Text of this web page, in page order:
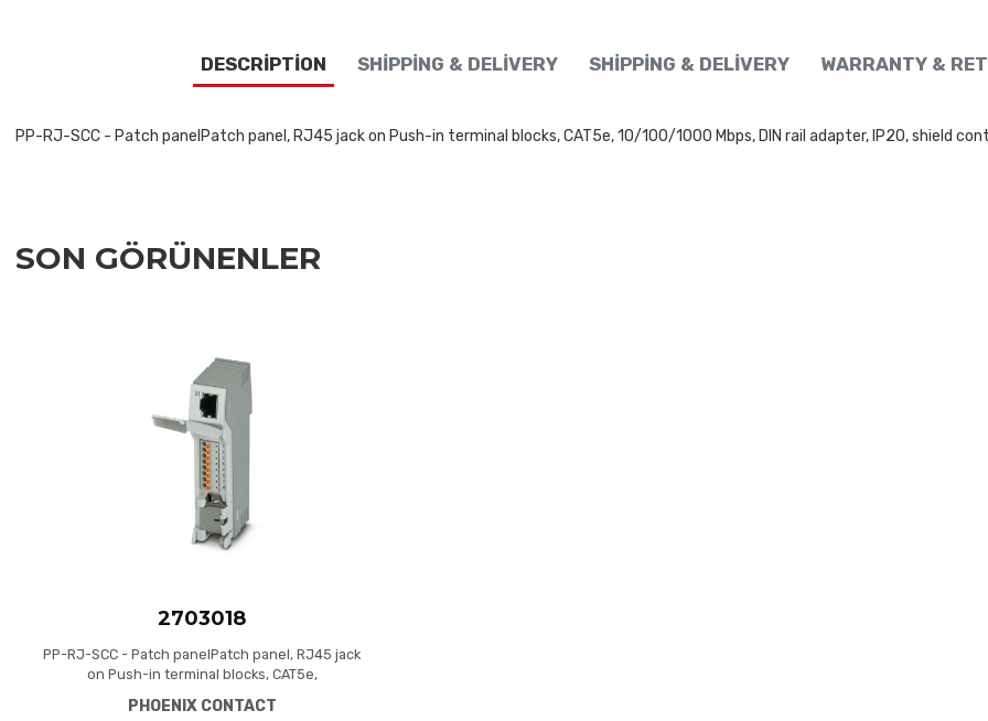
DESCRIPTION SHIPPING & DELIVERY SHIPPING & DELIVERY WARRANTY &
PP-RJ-SCC - Patch panelPatch panel, RJ45 jack on Push-in terminal blocks, CAT5e, 10/100/1000 Mbps, DIN rail adapter, IP20, shield
SON GÖRÜNENLER
2703018
PP-RJ-SCC - Patch panelPatch panel, RJ45 jack
on Push-in terminal blocks, CAT5e,
contacting with strain relief
PHOENIX CONTACT